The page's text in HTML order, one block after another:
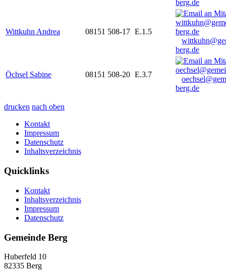
berg.de
Wittkuhn Andrea 08151 508-17 E.1.5
berg.de
Öchsel Sabine 08151 508-20 E.3.7
berg.de
drucken nach oben
Kontakt
Impressum
Datenschutz
Inhaltsverzeichnis
Quicklinks
Kontakt
Inhaltsverzeichnis
Impressum
Datenschutz
Gemeinde Berg
Huberfeld 10
82335 Berg